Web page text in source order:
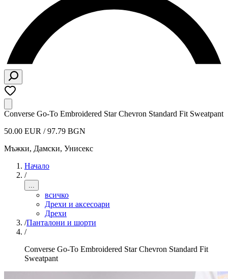
Converse Go-To Embroidered Star Chevron Standard Fit Sweatpant
50.00 EUR / 97.79 BGN
Мъжки, Дамски, Унисекс
Начало
/
...
всичко
Дрехи и аксесоари
Дрехи
/Панталони и шорти
/
Converse Go-To Embroidered Star Chevron Standard Fit
Sweatpant